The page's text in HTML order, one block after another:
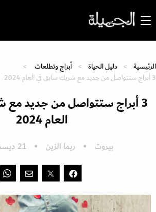
الرئيسية دليل الحياة
أبراج وتطلعات
3 أبراج ستتواصل من جديد مع شريك سابق في العام 2024
3 أبراج ستتواصل من جديد
العام 2024
بيروت ريما الزين 21 ديسمبر 2023